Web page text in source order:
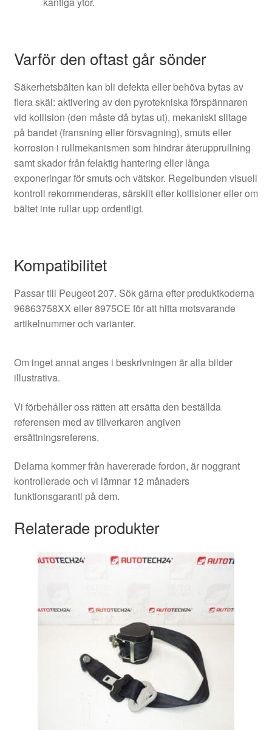
Varför den oftast går sönder
Säkerhetsbälten kan bli defekta eller behöva bytas av
flera skäl: aktivering av den pyrotekniska förspännaren
vid kollision (den måste då bytas ut), mekaniskt slitage
på bandet (fransning eller försvagning), smuts eller
korrosion i rullmekanismen som hindrar återupprullning
samt skador från felaktig hantering eller långa
exponeringar för smuts och vätskor. Regelbunden visuell
kontroll rekommenderas, särskilt efter kollisioner eller om
bältet inte rullar upp ordentligt.
Kompatibilitet
Passar till Peugeot 207. Sök gärna efter produktkoderna
96863758XX eller 8975CE för att hitta motsvarande
artikelnummer och varianter.
Om inget annat anges i beskrivningen är alla bilder
illustrativa.
Vi förbehåller oss rätten att ersätta den beställda
referensen med av tillverkaren angiven
ersättningsreferens.
Delarna kommer från havererade fordon, är noggrant
kontrollerade och vi lämnar 12 månaders
funktionsgaranti på dem.
Relaterade produkter